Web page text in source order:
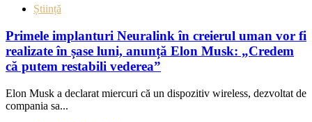
Știință
Primele implanturi Neuralink în creierul uman vor fi
realizate în șase luni, anunță Elon Musk: „Credem
că putem restabili vederea”
Elon Musk a declarat miercuri că un dispozitiv wireless, dezvoltat de
compania sa...